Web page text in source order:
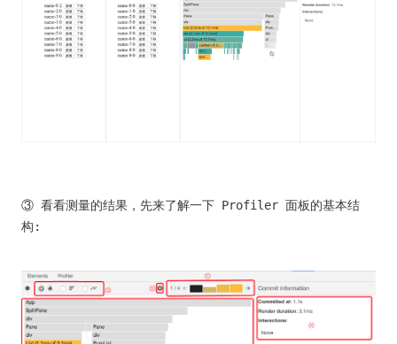
③ 看看测量的结果，先来了解一下 Profiler 面板的基本结
构: